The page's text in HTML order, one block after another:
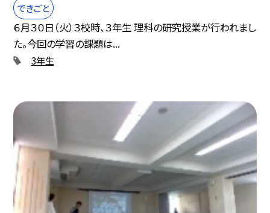
できごと
６月３０日（火）３校時、３年生 理科の研究授業が行われまし
た。今回の学習の課題は...
3年生